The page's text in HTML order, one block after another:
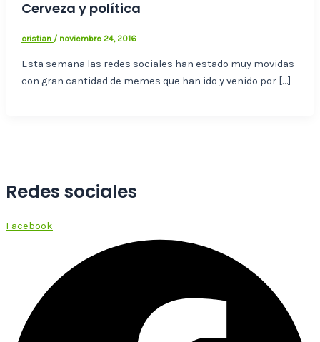
Cerveza y política
cristian / noviembre 24, 2016
Esta semana las redes sociales han estado muy movidas
con gran cantidad de memes que han ido y venido por […]
Redes sociales
Facebook